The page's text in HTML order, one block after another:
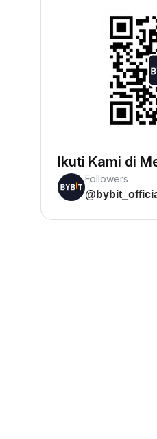
Ikuti Kami di
Followers